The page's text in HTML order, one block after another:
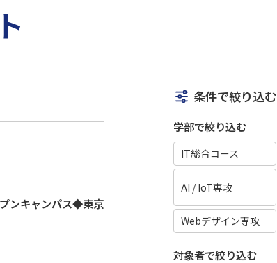
ンキャンパス◆東京
条件で絞り込む
学部で絞り込む
IT総合コース
AI / IoT専攻
Webデザイン専攻
対象者で絞り込む